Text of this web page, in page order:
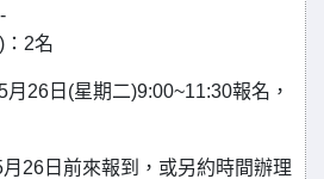
：2名
26日(星期二)9:00~11:30報名，
26日前來報到，或另約時間辦理